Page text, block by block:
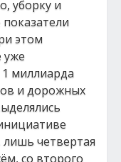
уборку и
этом
уже
миллиарда
и дорожных
лишь четвертая
со второго